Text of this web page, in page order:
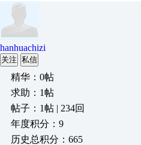
hanhuachizi
关注 私信
精华：0帖
求助：1帖
帖子：1帖 | 234回
年度积分：9
历史总积分：665